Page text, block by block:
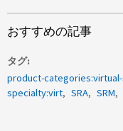
おすすめの記事
タグ
specialty:virt
SRA SRM